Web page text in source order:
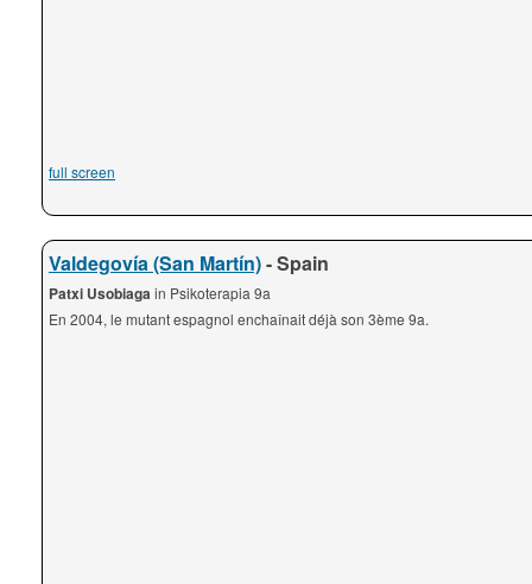
full screen
Valdegovía (San Martín)- Spain
Patxi Usobiagain Psikoterapia 9a
En 2004, le mutant espagnol enchaînait déjà son 3ème 9a.